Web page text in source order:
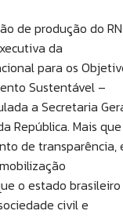
de produção do
da
para os
Sustentável –
a Secretaria
República. Mais que
de transparência,
o estado
civil e